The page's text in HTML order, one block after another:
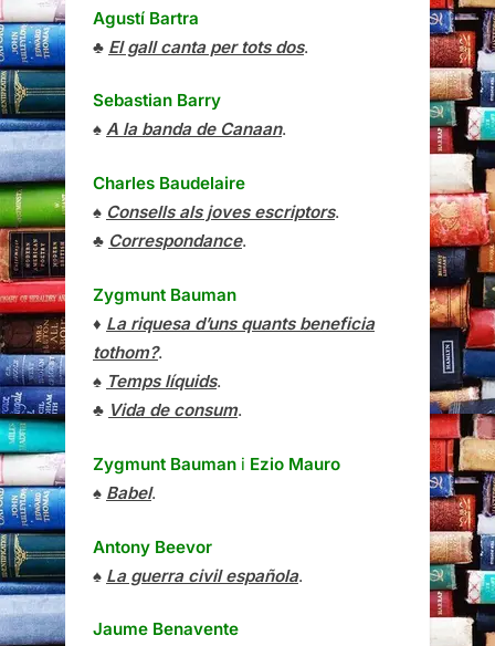
Agustí Bartra
♣ El gall canta per tots dos.
Sebastian Barry
♠ A la banda de Canaan.
Charles Baudelaire
♠ Consells als joves escriptors.
♣ Correspondance.
Zygmunt Bauman
♦ La riquesa d’uns quants beneficia
tothom?.
♠ Temps líquids.
♣ Vida de consum.
Zygmunt Bauman i Ezio Mauro
♠ Babel.
Antony Beevor
♠ La guerra civil española.
Jaume Benavente